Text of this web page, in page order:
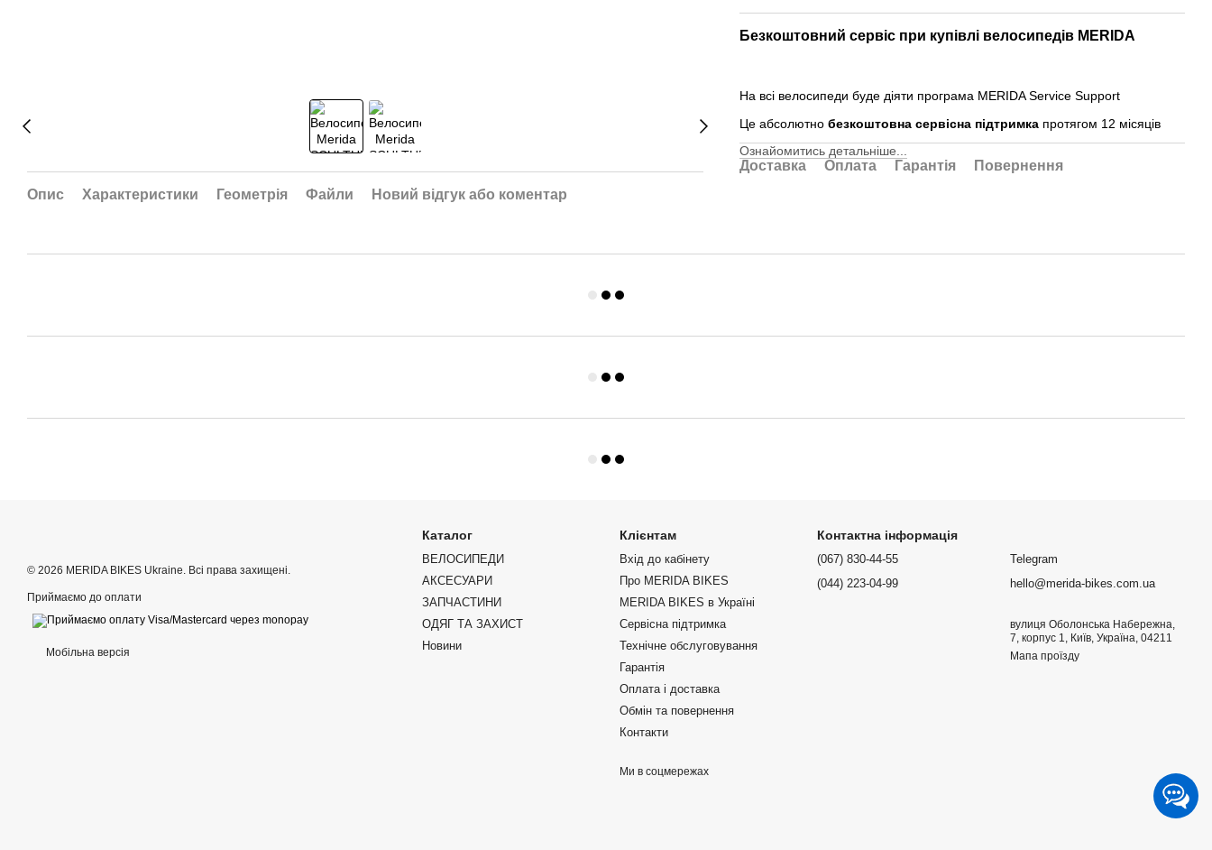
Опис Характеристики Геометрія Файли Новий відгук або коментар
Безкоштовний сервіс при купівлі велосипедів MERIDA
На всі велосипеди буде діяти програма MERIDA Service Support
Це абсолютнобезкоштовна сервісна підтримка протягом 12 місяців
Ознайомитись детальніше...
Доставка Оплата Гарантія Повернення
© 2026 MERIDA BIKES Ukraine. Всі права захищені.
Приймаємо до оплати
Мобільна версія
Каталог
ВЕЛОСИПЕДИ
АКСЕСУАРИ
ЗАПЧАСТИНИ
ОДЯГ ТА ЗАХИСТ
Новини
Клієнтам
Вхід до кабінету
Про MERIDA BIKES
MERIDA BIKES в Україні
Сервісна підтримка
Технічне обслуговування
Гарантія
Оплата і доставка
Обмін та повернення
Контакти
Ми в соцмережах
Контактна інформація
(067) 830-44-55
(044) 223-04-99
Telegram
hello@merida-bikes.com.ua
вулиця Оболонська Набережна,
7, корпус 1, Київ, Україна, 04211
Мапа проїзду